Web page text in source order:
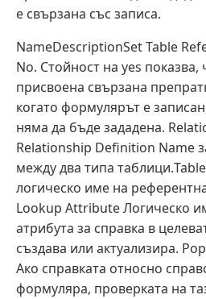
е свързана със записа.
NameDescriptionSet Table
No. Стойност на yes показва,
присвоена свързана
когато формулярът е
няма да бъде зададена.
Relationship Definition Name
между два типа
логическо име на
Lookup Attribute Логическо
атрибута за справка в
създава или актуализира.
Ако справката относно
формуляра, проверката на